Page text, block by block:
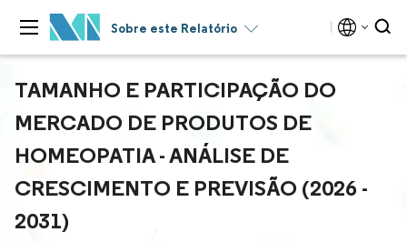
Sobre este Relatório
TAMANHO E PARTICIPAÇÃO DO
MERCADO DE PRODUTOS DE
HOMEOPATIA - ANÁLISE DE
CRESCIMENTO E PREVISÃO (2026 -
2031)